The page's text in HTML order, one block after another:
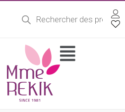
Recherche
produits
Flyout
Menu